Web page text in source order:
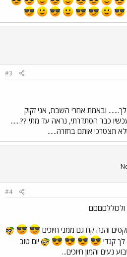
#3
ובאמת אחרי השבת, אני זקוק
כבר הסתדרתי, נראה עד מתי ??......
תצטרכי אותם בחזרה......
#4
ולכוללםםםם
והנה קח גם ממני חיוכים
לך קנדי
יום טוב
נעים והמון חיוכים...